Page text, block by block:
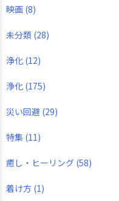
映画 (8)
未分類 (28)
浄化 (12)
浄化 (175)
災い回避 (29)
特集 (11)
癒し・ヒーリング (58)
着け方 (1)